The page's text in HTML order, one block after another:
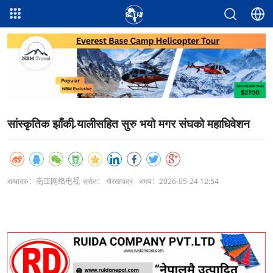
सांस्कृतिक झाँकी र्‍यालीसहित सुरु भयो मगर संघको महाधिवेशन
सम्पादक：南亚网络电视 स्रोत： गोरखापत्र समय：2026-05-24 12:54